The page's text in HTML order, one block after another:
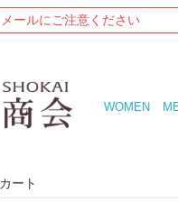
ールにご注意ください
WOMEN
カート